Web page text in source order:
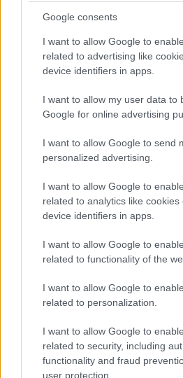
Google consents
I want to allow Google to
related to advertising like
device identifiers in apps.
I want to allow my user data to
Google for online advertising
I want to allow Google to send
personalized advertising.
I want to allow Google to
related to analytics like cookies
device identifiers in apps.
I want to allow Google to
related to functionality of the
I want to allow Google to
related to personalization.
I want to allow Google to
related to security, including
functionality and fraud
user protection.
Οργή, διότι ενώ
και καταδίκασε τον
επικεφαλής της ΓΣΕΕκαι
αναλυτική τοποθέτησή
“κατηγορείται”,
άνευ προηγουμένου
δολοφονία χαρακτήρα, σε
κανιβαλισμό που δεν
πρόσωπο, αλλά στα
να ευνοηθούν πολύ
Απέναντί τους οι
και ενωμένη την παράταξή
παράταξη που, σεβόμενη
πιστεύει στο κράτος
στους θεσμούς, πιστεύει
δικαιώματα του ανθρώπου.